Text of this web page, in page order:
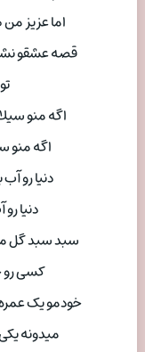
اما عزیز
قصه عشقو
اگه منو
اگه منو
دنیا رو
دنیا
سبد سبد گل
کسی رو
خودمو یک
میدونه